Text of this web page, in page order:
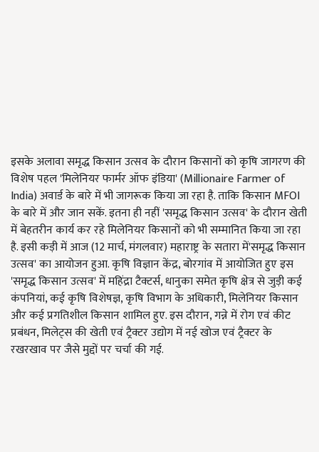
इसके अलावा समृद्ध किसान उत्सव के दौरान किसानों को कृषि जागरण की
विशेष पहल 'मिलेनियर फार्मर ऑफ इंडिया' (Millionaire Farmer of
India) अवार्ड के बारे में भी जागरूक किया जा रहा है. ताकि किसान MFOI
के बारे में और जान सकें. इतना ही नहीं 'समृद्ध किसान उत्सव' के दौरान खेती
में बेहतरीन कार्य कर रहे मिलेनियर किसानों को भी सम्मानित किया जा रहा
है. इसी कड़ी में आज (12 मार्च, मंगलवार) महाराष्ट्र के सतारा में'समृद्ध किसान
उत्सव' का आयोजन हुआ. कृषि विज्ञान केंद्र, बोरगांव में आयोजित हुए इस
'समृद्ध किसान उत्सव' में महिंद्रा टैक्टर्स, धानुका समेत कृषि क्षेत्र से जुड़ी कई
कंपनियां, कई कृषि विशेषज्ञ, कृषि विभाग के अधिकारी, मिलेनियर किसान
और कई प्रगतिशील किसान शामिल हुए. इस दौरान, गन्ने में रोग एवं कीट
प्रबंधन, मिलेट्स की खेती एवं ट्रैक्टर उद्योग में नई खोज एवं ट्रैक्टर के
रखरखाव पर जैसे मुद्दों पर चर्चा की गई.